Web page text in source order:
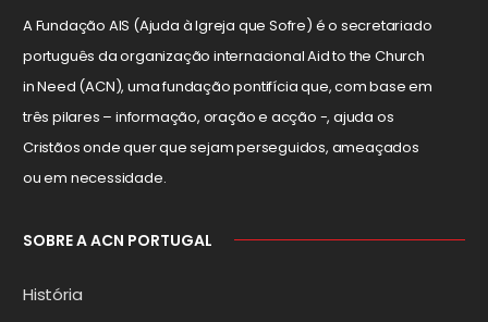
A Fundação AIS (Ajuda à Igreja que Sofre) é o secretariado
português da organização internacional Aid to the Church
in Need (ACN), uma fundação pontifícia que, com base em
três pilares – informação, oração e acção -, ajuda os
Cristãos onde quer que sejam perseguidos, ameaçados
ou em necessidade.
SOBRE A ACN PORTUGAL
História